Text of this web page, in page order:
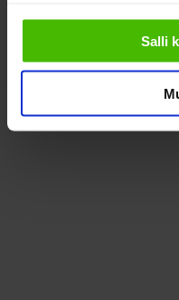
sallimiisi evästeisiin.
Salli